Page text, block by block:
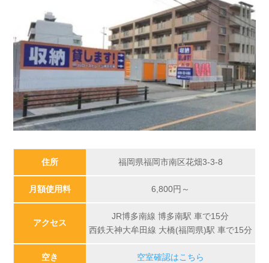
住所 福岡県福岡市南区花畑3-3-8
月額使用料 6,800円～
アクセス
JR博多南線 博多南駅 車で15分
西鉄天神大牟田線 大橋(福岡県)駅 車で15分
空き 空室確認はこちら